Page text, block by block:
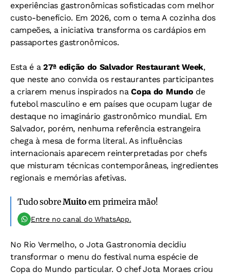
experiências gastronômicas sofisticadas com melhor
custo-benefício. Em 2026, com o tema A cozinha dos
campeões, a iniciativa transforma os cardápios em
passaportes gastronômicos.
Esta é a27ª edição do Salvador Restaurant Week,
que neste ano convida os restaurantes participantes
a criarem menus inspirados naCopa do Mundo de
futebol masculino e em países que ocupam lugar de
destaque no imaginário gastronômico mundial. Em
Salvador, porém, nenhuma referência estrangeira
chega à mesa de forma literal. As influências
internacionais aparecem reinterpretadas por chefs
que misturam técnicas contemporâneas, ingredientes
regionais e memórias afetivas.
Tudo sobreMuito em primeira mão!
Entre no canal do WhatsApp.
No Rio Vermelho, o Jota Gastronomia decidiu
transformar o menu do festival numa espécie de
Copa do Mundo particular. O chef Jota Moraes criou